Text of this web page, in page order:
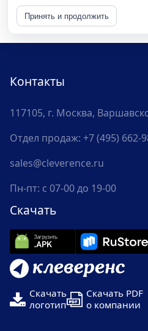
Принять и продолжить
Контакты
117105, г. Москва,
Отдел продаж: +7 (495) 662-
sales@cleverence.ru
Пн-пт: с 07-00 до 19-00
Скачать
Скачать
логотип
Скачать PDF
о компании